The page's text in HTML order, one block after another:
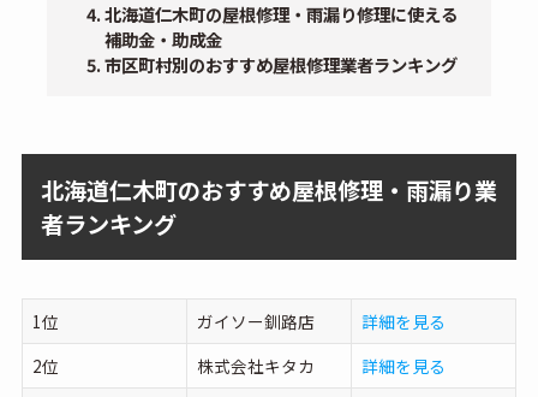
北海道仁木町の屋根修理・雨漏り修理に使える
補助金・助成金
市区町村別のおすすめ屋根修理業者ランキング
北海道仁木町のおすすめ屋根修理・雨漏り業
者ランキング
1位 ガイソー釧路店
詳細を見る
2位
株式会社キタカ
詳細を見る